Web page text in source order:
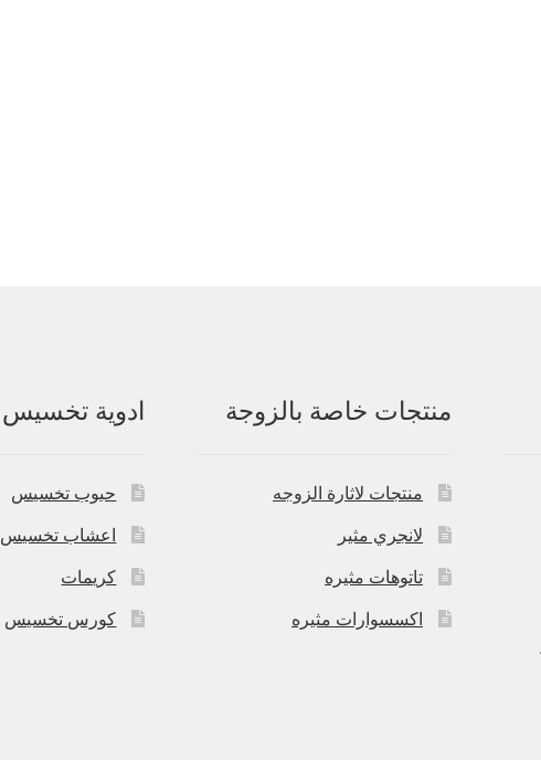
منتجات خاصة بالزوجة
منتجات لاثارة الزوجه
لانجري مثير
تاتوهات مثيره
اكسسوارات مثيره
ادوية تخسيس
حبوب تخسيس
اعشاب تخسيس
كريمات
كورس تخسيس